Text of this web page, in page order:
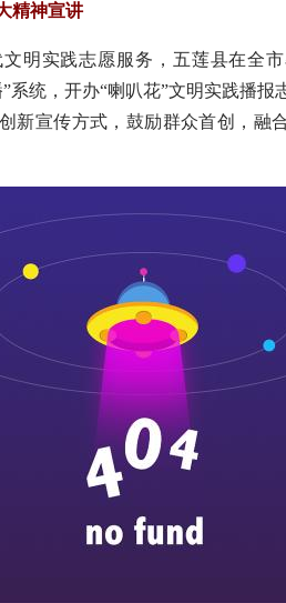
神宣讲
实践志愿服务，五莲县在全市
系统，开办“喇叭花”文明实践播报
新宣传方式，鼓励群众首创，融